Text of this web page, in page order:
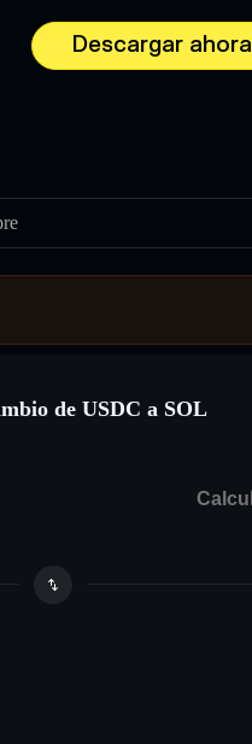
Descargar ahora
de USDC a SOL